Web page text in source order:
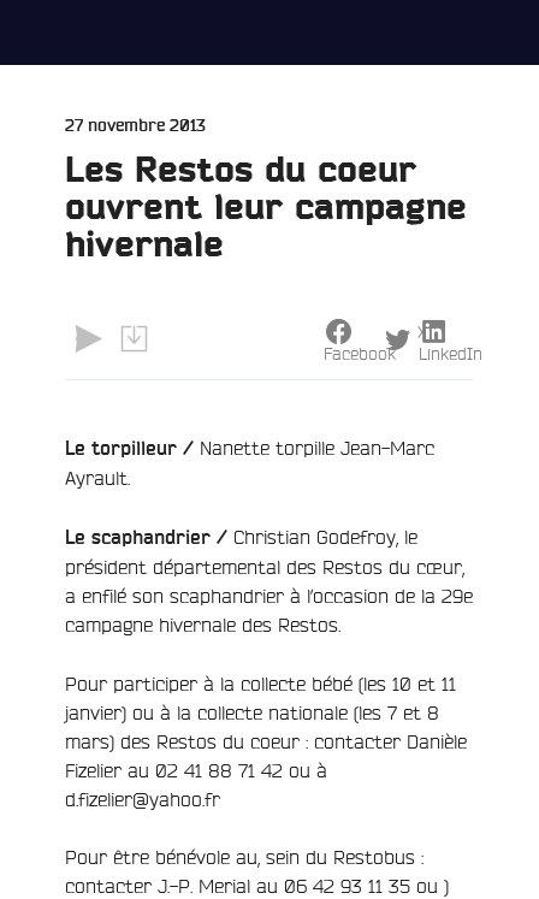
Publié
27 novembre 2013
Les Restos du coeur
ouvrent leur campagne
hivernale
Le torpilleur / Nanette torpille Jean-Marc
Ayrault.
Le scaphandrier / Christian Godefroy, le
président départemental des Restos du cœur,
a enfilé son scaphandrier à l’occasion de la 29e
campagne hivernale des Restos.
Pour participer à la collecte bébé (les 10 et 11
janvier) ou à la collecte nationale (les 7 et 8
mars) des Restos du coeur : contacter Danièle
Fizelier au 02 41 88 71 42 ou à
d.fizelier@yahoo.fr
Pour être bénévole au, sein du Restobus :
contacter J.-P. Merial au 06 42 93 11 35 ou )
Facebook
X
LinkedIn